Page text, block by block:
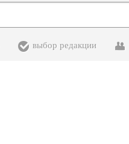
выбор редакции